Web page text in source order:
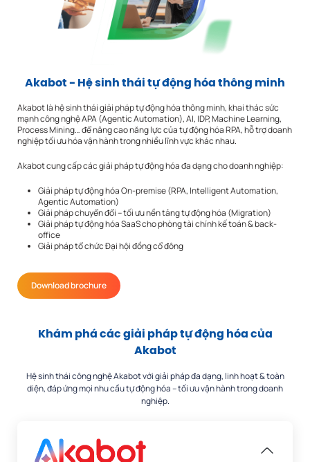
Akabot - Hệ sinh thái tự động hóa thông minh
Akabot là hệ sinh thái giải pháp tự động hóa thông minh, khai thác sức
mạnh công nghệ APA (Agentic Automation), AI, IDP, Machine Learning,
Process Mining… để nâng cao năng lực của tự động hóa RPA, hỗ trợ doanh
nghiệp tối ưu hóa vận hành trong nhiều lĩnh vực khác nhau.
Akabot cung cấp các giải pháp tự động hóa đa dạng cho doanh nghiệp:
Giải pháp tự động hóa On-premise (RPA, Intelligent Automation,
Agentic Automation)
Giải pháp chuyển đổi – tối ưu nền tảng tự động hóa (Migration)
Giải pháp tự động hóa SaaS cho phòng tài chính kế toán & back-
office
Giải pháp tổ chức Đại hội đồng cổ đông
Download brochure
Khám phá các giải pháp tựđộng hóa của
Akabot
Hệ sinh thái công nghệ Akabot với giải pháp đa dạng, linh hoạt & toàn
diện, đáp ứng mọi nhu cầu tự động hóa – tối ưu vận hành trong doanh
nghiệp.